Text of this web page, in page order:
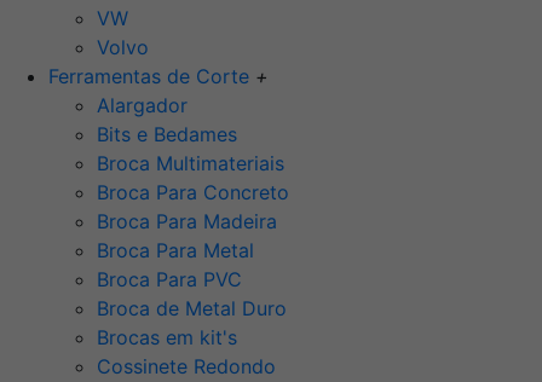
VW
Volvo
Ferramentas de Corte +
Alargador
Bits e Bedames
Broca Multimateriais
Broca Para Concreto
Broca Para Madeira
Broca Para Metal
Broca Para PVC
Broca de Metal Duro
Brocas em kit's
Cossinete Redondo